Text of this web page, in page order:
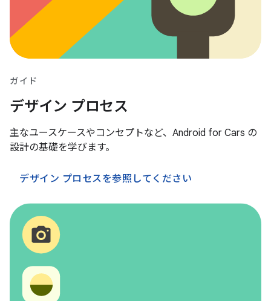
ガイド
デザイン プロセス
主なユースケースやコンセプトなど、Android for Cars の
設計の基礎を学びます。
デザイン プロセスを参照してください